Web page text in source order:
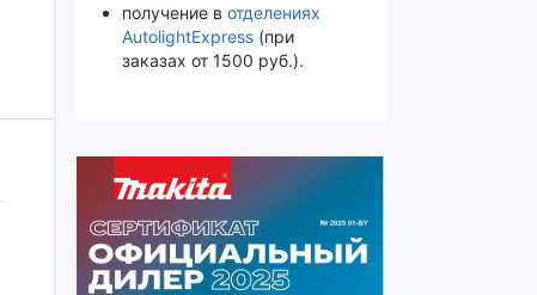
получение в отделениях
AutolightExpress (при
заказах от 1500 руб.).